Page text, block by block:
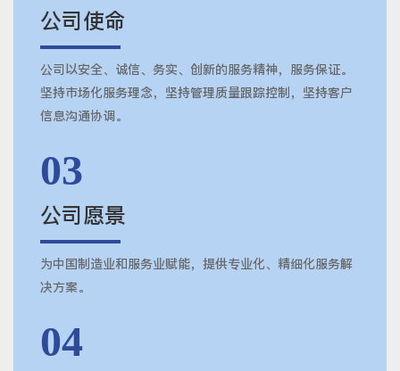
公司使命
公司以安全、诚信、务实、创新的服务精神，服务保证。
坚持市场化服务理念，坚持管理质量跟踪控制，坚持客户
信息沟通协调。
03
公司愿景
为中国制造业和服务业赋能，提供专业化、精细化服务解
决方案。
04